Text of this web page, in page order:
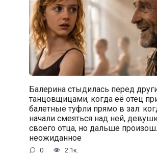
Балерина стыдилась перед
танцовщицами, когда её отец
балетные туфли прямо в зал:
начали смеяться над ней,
своего отца, но дальше
неожиданное
0 2.1к.